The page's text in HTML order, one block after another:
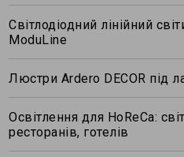
Світлодіодний лінійний
ModuLine
Люстри Ardero DECOR під
Освітлення для HoReCa:
ресторанів, готелів